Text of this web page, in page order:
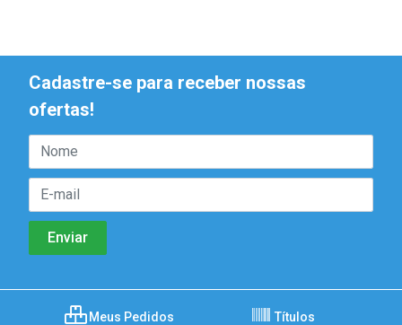
Cadastre-se para receber nossas
ofertas!
Meus Pedidos Títulos